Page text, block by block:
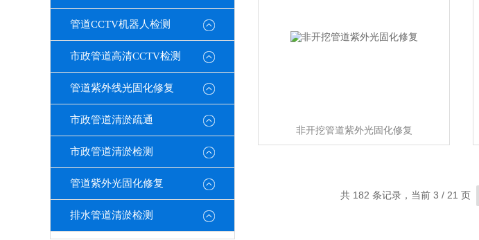
管道CCTV机器人检测
市政管道高清CCTV检测
管道紫外线光固化修复
市政管道清淤疏通
市政管道清淤检测
管道紫外光固化修复
排水管道清淤检测
非开挖管道紫外光固化修复
共 182 条记录，当前 3 / 21 页